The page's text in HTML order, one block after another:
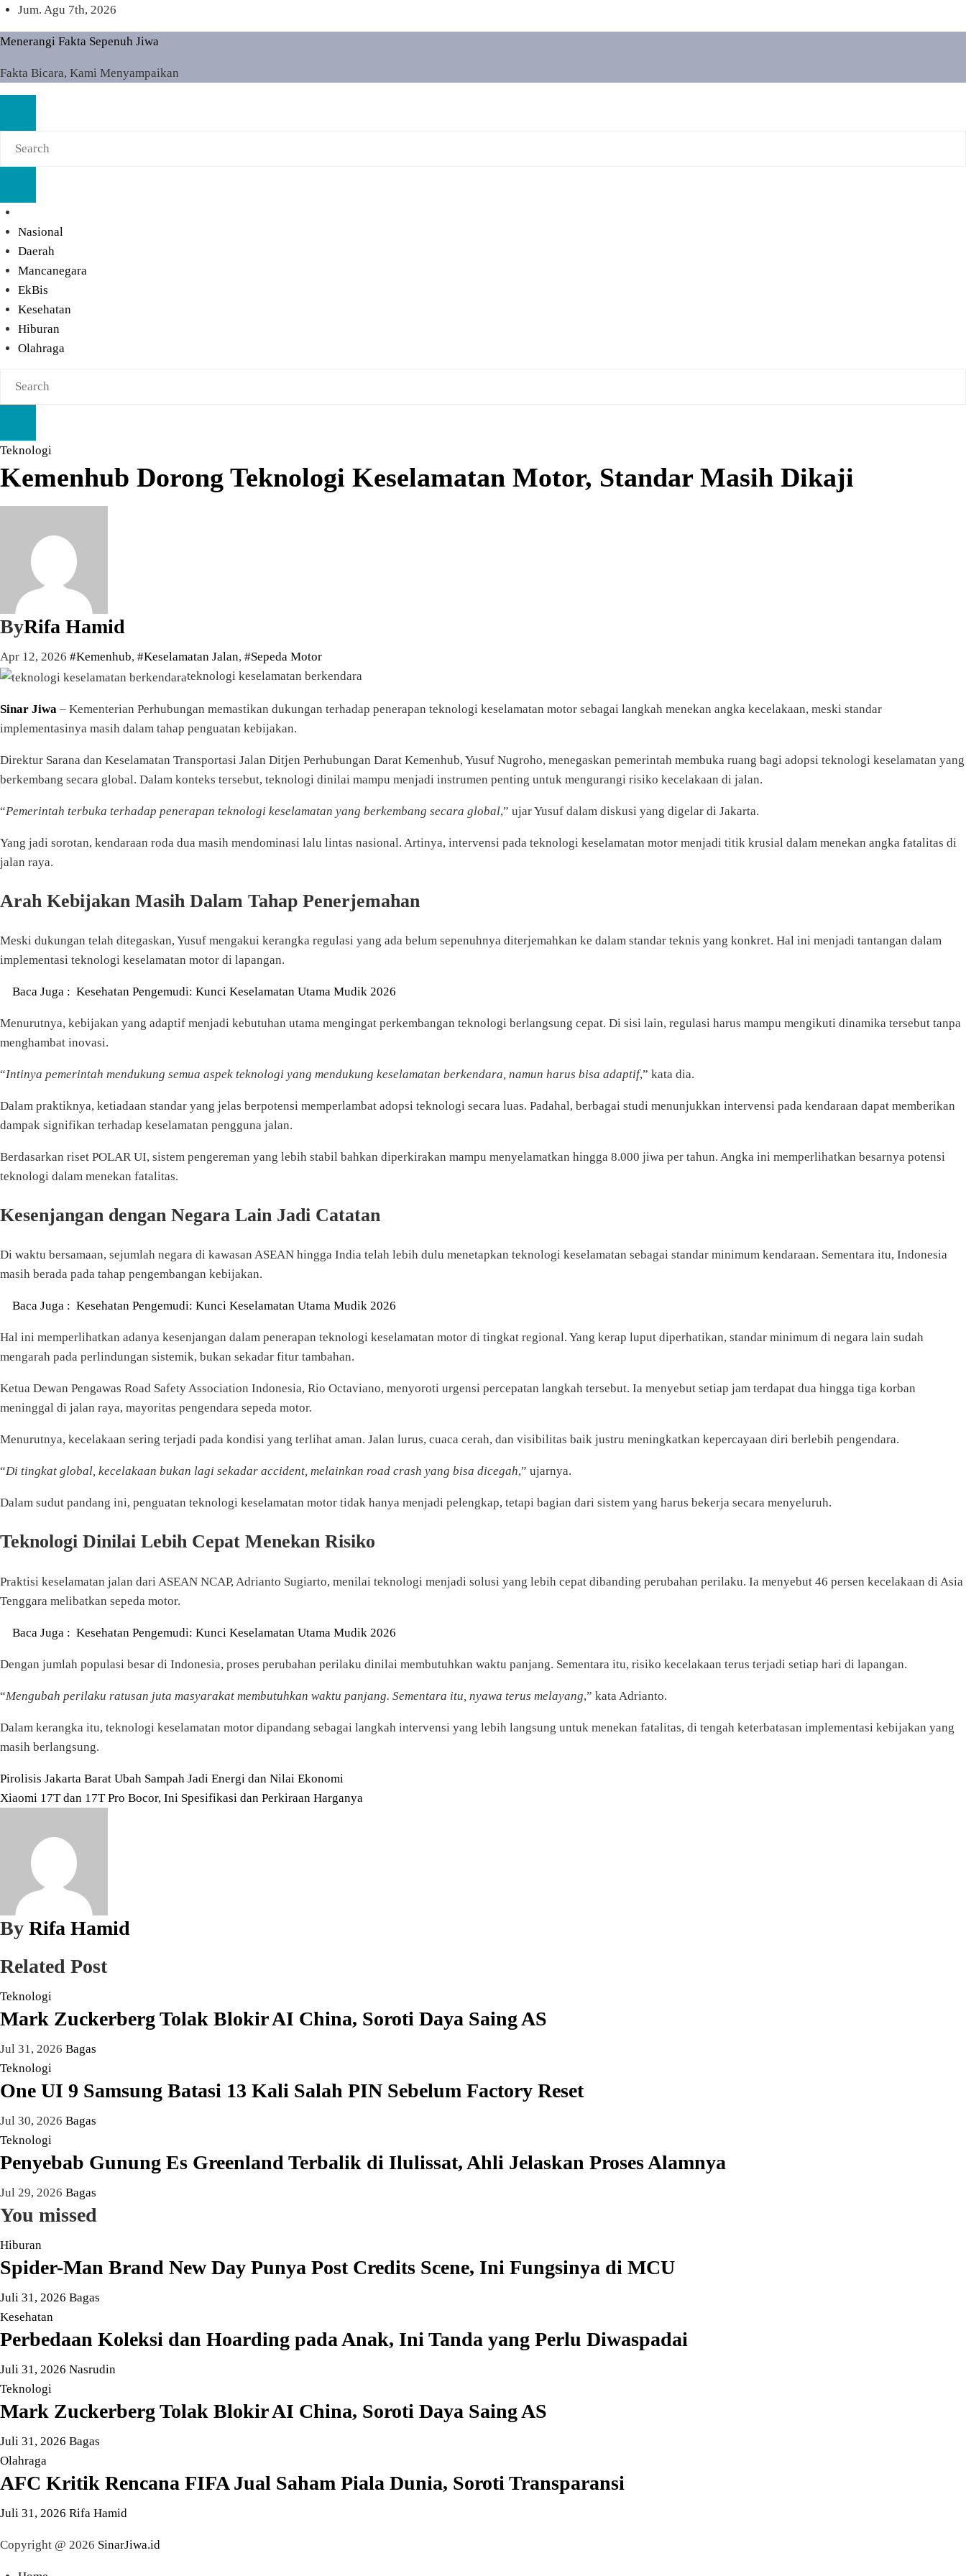
Skip
to
content
Jum. Agu 7th, 2026
Menerangi Fakta Sepenuh Jiwa
Fakta Bicara, Kami Menyampaikan
Nasional
Daerah
Mancanegara
EkBis
Kesehatan
Hiburan
Olahraga
Teknologi
Kemenhub Dorong Teknologi Keselamatan Motor, Standar Masih Dikaji
ByRifa Hamid
Apr 12, 2026 #Kemenhub, #Keselamatan Jalan, #Sepeda Motor
teknologi keselamatan berkendara
Sinar Jiwa – Kementerian Perhubungan memastikan dukungan terhadap penerapan teknologi keselamatan motor sebagai langkah menekan angka kecelakaan, meski standar
implementasinya masih dalam tahap penguatan kebijakan.
Direktur Sarana dan Keselamatan Transportasi Jalan Ditjen Perhubungan Darat Kemenhub, Yusuf Nugroho, menegaskan pemerintah membuka ruang bagi adopsi teknologi keselamatan yang
berkembang secara global. Dalam konteks tersebut, teknologi dinilai mampu menjadi instrumen penting untuk mengurangi risiko kecelakaan di jalan.
“Pemerintah terbuka terhadap penerapan teknologi keselamatan yang berkembang secara global,” ujar Yusuf dalam diskusi yang digelar di Jakarta.
Yang jadi sorotan, kendaraan roda dua masih mendominasi lalu lintas nasional. Artinya, intervensi pada teknologi keselamatan motor menjadi titik krusial dalam menekan angka fatalitas di
jalan raya.
Arah Kebijakan Masih Dalam Tahap Penerjemahan
Meski dukungan telah ditegaskan, Yusuf mengakui kerangka regulasi yang ada belum sepenuhnya diterjemahkan ke dalam standar teknis yang konkret. Hal ini menjadi tantangan dalam
implementasi teknologi keselamatan motor di lapangan.
Baca Juga : Kesehatan Pengemudi: Kunci Keselamatan Utama Mudik 2026
Menurutnya, kebijakan yang adaptif menjadi kebutuhan utama mengingat perkembangan teknologi berlangsung cepat. Di sisi lain, regulasi harus mampu mengikuti dinamika tersebut tanpa
menghambat inovasi.
“Intinya pemerintah mendukung semua aspek teknologi yang mendukung keselamatan berkendara, namun harus bisa adaptif,” kata dia.
Dalam praktiknya, ketiadaan standar yang jelas berpotensi memperlambat adopsi teknologi secara luas. Padahal, berbagai studi menunjukkan intervensi pada kendaraan dapat memberikan
dampak signifikan terhadap keselamatan pengguna jalan.
Berdasarkan riset POLAR UI, sistem pengereman yang lebih stabil bahkan diperkirakan mampu menyelamatkan hingga 8.000 jiwa per tahun. Angka ini memperlihatkan besarnya potensi
teknologi dalam menekan fatalitas.
Kesenjangan dengan Negara Lain Jadi Catatan
Di waktu bersamaan, sejumlah negara di kawasan ASEAN hingga India telah lebih dulu menetapkan teknologi keselamatan sebagai standar minimum kendaraan. Sementara itu, Indonesia
masih berada pada tahap pengembangan kebijakan.
Baca Juga : Kesehatan Pengemudi: Kunci Keselamatan Utama Mudik 2026
Hal ini memperlihatkan adanya kesenjangan dalam penerapan teknologi keselamatan motor di tingkat regional. Yang kerap luput diperhatikan, standar minimum di negara lain sudah
mengarah pada perlindungan sistemik, bukan sekadar fitur tambahan.
Ketua Dewan Pengawas Road Safety Association Indonesia, Rio Octaviano, menyoroti urgensi percepatan langkah tersebut. Ia menyebut setiap jam terdapat dua hingga tiga korban
meninggal di jalan raya, mayoritas pengendara sepeda motor.
Menurutnya, kecelakaan sering terjadi pada kondisi yang terlihat aman. Jalan lurus, cuaca cerah, dan visibilitas baik justru meningkatkan kepercayaan diri berlebih pengendara.
“Di tingkat global, kecelakaan bukan lagi sekadar accident, melainkan road crash yang bisa dicegah,” ujarnya.
Dalam sudut pandang ini, penguatan teknologi keselamatan motor tidak hanya menjadi pelengkap, tetapi bagian dari sistem yang harus bekerja secara menyeluruh.
Teknologi Dinilai Lebih Cepat Menekan Risiko
Praktisi keselamatan jalan dari ASEAN NCAP, Adrianto Sugiarto, menilai teknologi menjadi solusi yang lebih cepat dibanding perubahan perilaku. Ia menyebut 46 persen kecelakaan di Asia
Tenggara melibatkan sepeda motor.
Baca Juga : Kesehatan Pengemudi: Kunci Keselamatan Utama Mudik 2026
Dengan jumlah populasi besar di Indonesia, proses perubahan perilaku dinilai membutuhkan waktu panjang. Sementara itu, risiko kecelakaan terus terjadi setiap hari di lapangan.
“Mengubah perilaku ratusan juta masyarakat membutuhkan waktu panjang. Sementara itu, nyawa terus melayang,” kata Adrianto.
Dalam kerangka itu, teknologi keselamatan motor dipandang sebagai langkah intervensi yang lebih langsung untuk menekan fatalitas, di tengah keterbatasan implementasi kebijakan yang
masih berlangsung.
Navigasi
pos
Pirolisis Jakarta Barat Ubah Sampah Jadi Energi dan Nilai Ekonomi
Xiaomi 17T dan 17T Pro Bocor, Ini Spesifikasi dan Perkiraan Harganya
By Rifa Hamid
Related Post
Teknologi
Mark Zuckerberg Tolak Blokir AI China, Soroti Daya Saing AS
Jul 31, 2026 Bagas
Teknologi
One UI 9 Samsung Batasi 13 Kali Salah PIN Sebelum Factory Reset
Jul 30, 2026 Bagas
Teknologi
Penyebab Gunung Es Greenland Terbalik di Ilulissat, Ahli Jelaskan Proses Alamnya
Jul 29, 2026 Bagas
You missed
Hiburan
Spider-Man Brand New Day Punya Post Credits Scene, Ini Fungsinya di MCU
Juli 31, 2026 Bagas
Kesehatan
Perbedaan Koleksi dan Hoarding pada Anak, Ini Tanda yang Perlu Diwaspadai
Juli 31, 2026 Nasrudin
Teknologi
Mark Zuckerberg Tolak Blokir AI China, Soroti Daya Saing AS
Juli 31, 2026 Bagas
Olahraga
AFC Kritik Rencana FIFA Jual Saham Piala Dunia, Soroti Transparansi
Juli 31, 2026 Rifa Hamid
Copyright @ 2026 SinarJiwa.id